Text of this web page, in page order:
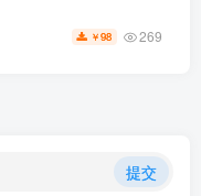
￥98 269
提交